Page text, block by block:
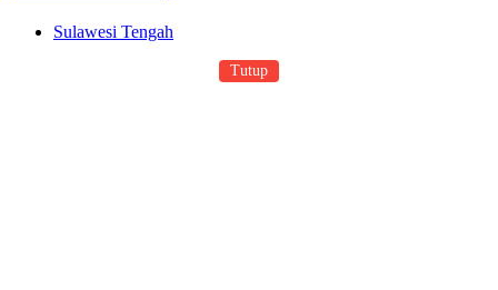
Sulawesi Tengah
Tutup